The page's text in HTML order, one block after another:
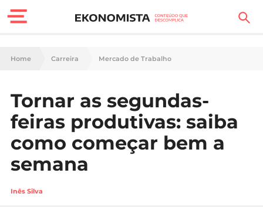
Finanças Pessoais
Carreira
Casa
Lifestyle
Sociedade
Home Carreira Mercado de Trabalho
Tornar as segundas-
feiras produtivas: saiba
como começar bem a
semana
Inês Silva